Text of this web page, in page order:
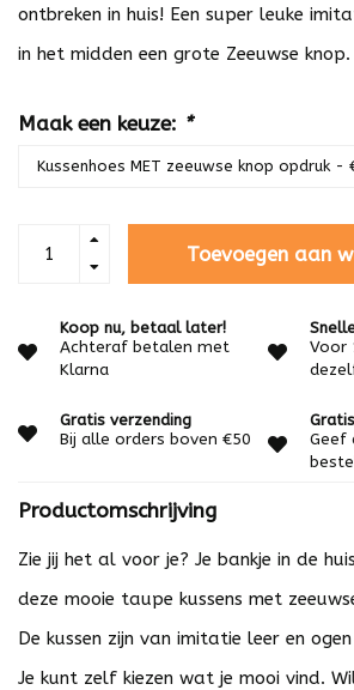
ontbreken in huis! Een super leuke
in het midden een grote Zeeuwse knop.
Maak een keuze: *
Toevoegen aan
Koop nu, betaal later!
Achteraf betalen met
Klarna
Voor
Gratis verzending
Bij alle orders boven €50
Geef
Productomschrijving
Zie jij het al voor je? Je bankje in de
deze mooie taupe kussens met
De kussen zijn van imitatie leer en
Je kunt zelf kiezen wat je mooi vind.